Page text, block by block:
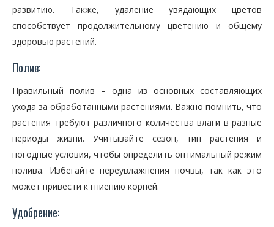
развитию. Также, удаление увядающих цветов
способствует продолжительному цветению и общему
здоровью растений.
Полив:
Правильный полив – одна из основных составляющих
ухода за обработанными растениями. Важно помнить, что
растения требуют различного количества влаги в разные
периоды жизни. Учитывайте сезон, тип растения и
погодные условия, чтобы определить оптимальный режим
полива. Избегайте переувлажнения почвы, так как это
может привести к гниению корней.
Удобрение: